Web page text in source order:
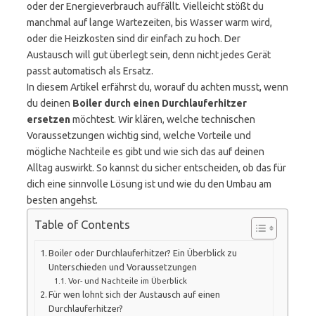
oder der Energieverbrauch auffällt. Vielleicht stößt du
manchmal auf lange Wartezeiten, bis Wasser warm wird,
oder die Heizkosten sind dir einfach zu hoch. Der
Austausch will gut überlegt sein, denn nicht jedes Gerät
passt automatisch als Ersatz.
In diesem Artikel erfährst du, worauf du achten musst, wenn
du deinen Boiler durch einen Durchlauferhitzer
ersetzenmöchtest. Wir klären, welche technischen
Voraussetzungen wichtig sind, welche Vorteile und
mögliche Nachteile es gibt und wie sich das auf deinen
Alltag auswirkt. So kannst du sicher entscheiden, ob das für
dich eine sinnvolle Lösung ist und wie du den Umbau am
besten angehst.
Table of Contents
Boiler oder Durchlauferhitzer? Ein Überblick zu
Unterschieden und Voraussetzungen
Vor- und Nachteile im Überblick
Für wen lohnt sich der Austausch auf einen
Durchlauferhitzer?